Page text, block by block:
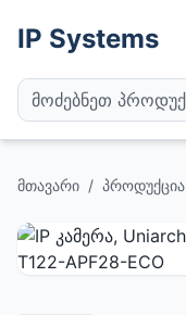
IP Systems
მთავარი / პროდუქცია